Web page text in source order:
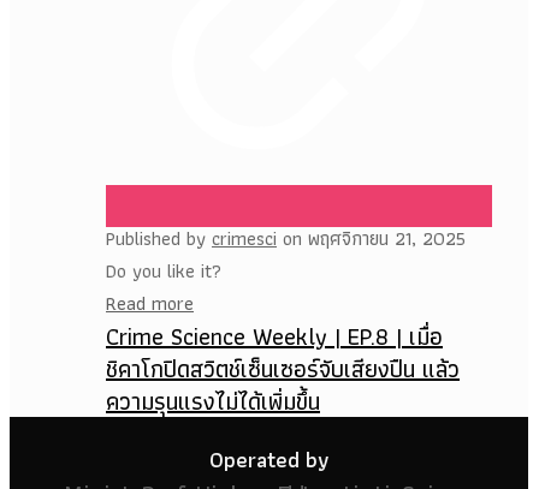
Published by crimesci on พฤศจิกายน 21, 2025
Do you like it?
Read more
Crime Science Weekly | EP.8 | เมื่อ
ชิคาโกปิดสวิตช์เซ็นเซอร์จับเสียงปืน แล้ว
ความรุนแรงไม่ได้เพิ่มขึ้น
Operated by